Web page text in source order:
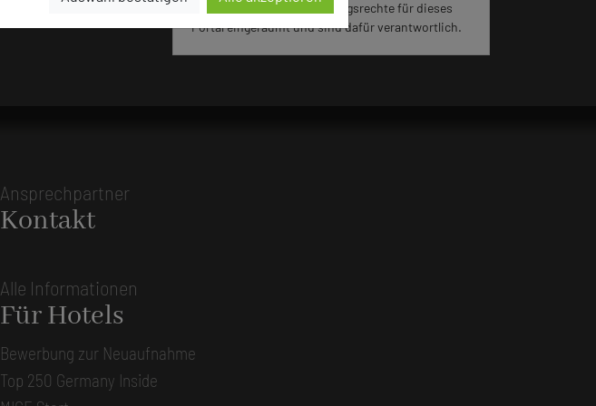
jeweiligen Hotels die Nutzungsrechte für dieses
Portal eingeräumt und sind dafür verantwortlich.
Ansprechpartner
Kontakt
Alle Informationen
Für Hotels
Bewerbung zur Neuaufnahme
Top 250 Germany Inside